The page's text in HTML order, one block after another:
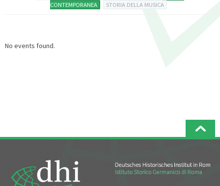
CONTEMPORANEA
STORIA DELLA MUSICA
No events found.